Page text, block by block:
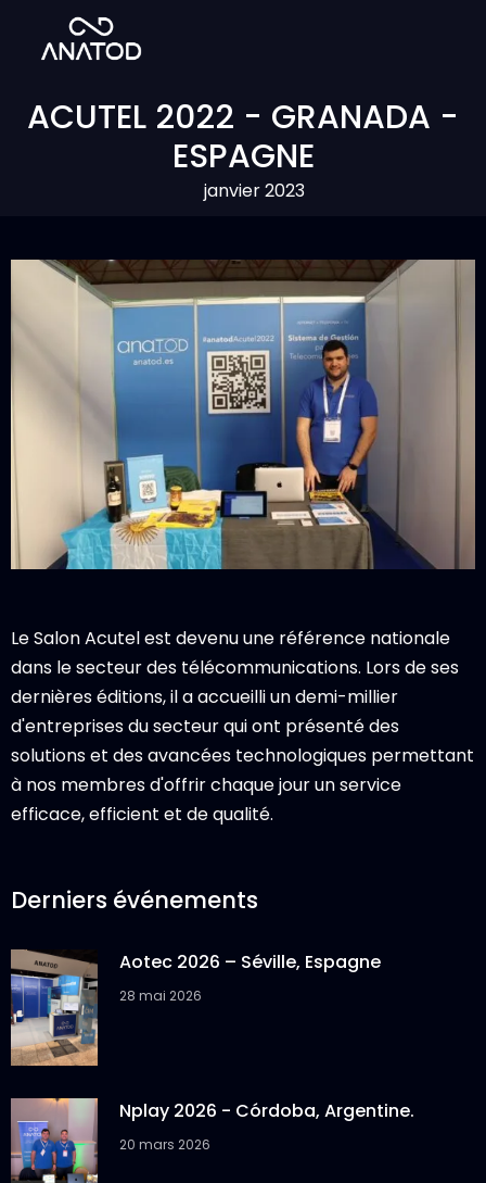
ACUTEL 2022 - GRANADA -
ESPAGNE
janvier 2023
Le Salon Acutel est devenu une référence nationale
dans le secteur des télécommunications. Lors de ses
dernières éditions, il a accueilli un demi-millier
d'entreprises du secteur qui ont présenté des
solutions et des avancées technologiques permettant
à nos membres d'offrir chaque jour un service
efficace, efficient et de qualité.
Derniers événements
Aotec 2026 – Séville, Espagne
28 mai 2026
Nplay 2026 - Córdoba, Argentine.
20 mars 2026